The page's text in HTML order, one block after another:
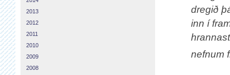
dregið
inn í
nefnum
2013
2012
2011
2010
2009
2008